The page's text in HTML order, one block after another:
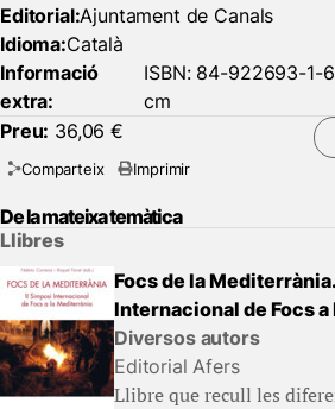
Editorial:Ajuntament de Canals
Idioma:Català
Informació
extra:
ISBN: 84-922693-1-
cm
Preu: 36,06 €
Comparteix Imprimir
De la mateixa temàtica
Llibres
Focs de la
Internacional de Focs
Diversos autors
Editorial Afers
Llibre que recull les